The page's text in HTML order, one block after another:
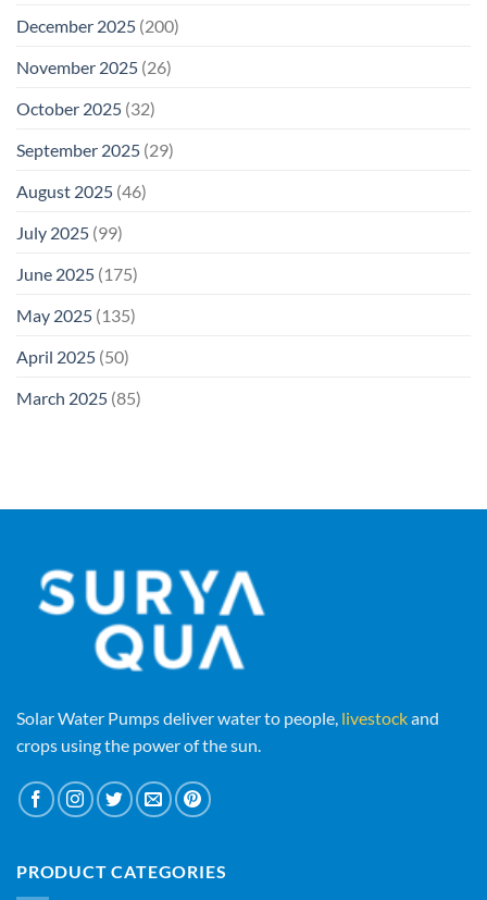
December 2025 (200)
November 2025 (26)
October 2025 (32)
September 2025 (29)
August 2025 (46)
July 2025 (99)
June 2025 (175)
May 2025 (135)
April 2025 (50)
March 2025 (85)
Solar Water Pumps deliver water to people, livestockand
crops using the power of the sun.
PRODUCT CATEGORIES